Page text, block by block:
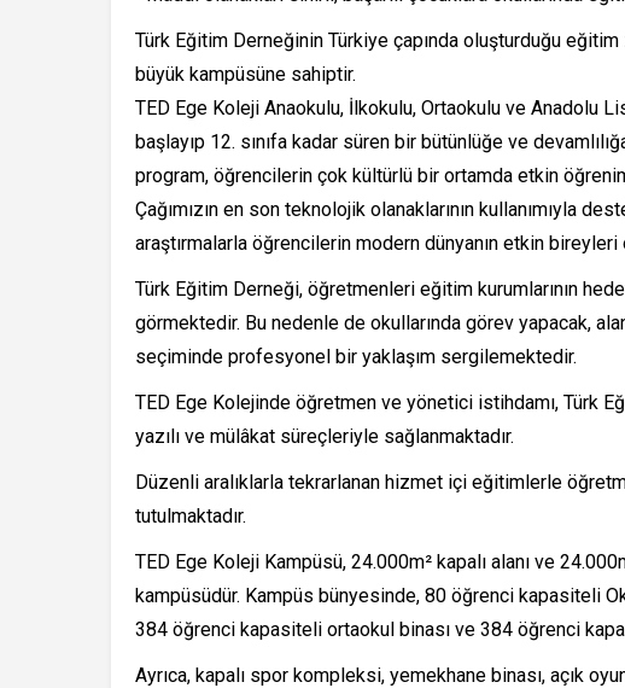
Türk Eğitim Derneğinin Türkiye çapında oluşturduğu
büyük kampüsüne sahiptir.
TED Ege Koleji Anaokulu, İlkokulu, Ortaokulu ve Anadolu
başlayıp 12. sınıfa kadar süren bir bütünlüğe ve
program, öğrencilerin çok kültürlü bir ortamda etkin
Çağımızın en son teknolojik olanaklarının kullanımıyla
araştırmalarla öğrencilerin modern dünyanın etkin
Türk Eğitim Derneği, öğretmenleri eğitim kurumlarının
görmektedir. Bu nedenle de okullarında görev yapacak,
seçiminde profesyonel bir yaklaşım sergilemektedir.
TED Ege Kolejinde öğretmen ve yönetici istihdamı, Türk
yazılı ve mülâkat süreçleriyle sağlanmaktadır.
Düzenli aralıklarla tekrarlanan hizmet içi eğitimlerle
tutulmaktadır.
TED Ege Koleji Kampüsü, 24.000m² kapalı alanı ve
kampüsüdür. Kampüs bünyesinde, 80 öğrenci kapasiteli
384 öğrenci kapasiteli ortaokul binası ve 384 öğrenci
Ayrıca, kapalı spor kompleksi, yemekhane binası, açık